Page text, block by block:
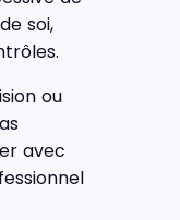
soi,
ou
avec